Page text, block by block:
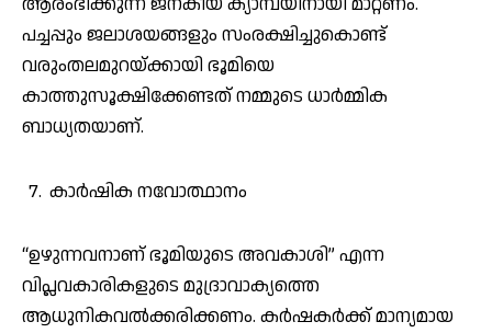
പച്ചപ്പും ജലാശയങ്ങളും സംരക്ഷിച്ചുകൊണ്ട്
വരുംതലമുറയ്ക്കായി ഭൂമിയെ
കാത്തുസൂക്ഷിക്കേണ്ടത് നമ്മുടെ ധാർമ്മിക
ബാധ്യതയാണ്.
കാർഷിക നവോത്ഥാനം
“ഉഴുന്നവനാണ് ഭൂമിയുടെ അവകാശി” എന്ന
വിപ്ലവകാരികളുടെ മുദ്രാവാക്യത്തെ
ആധുനികവൽക്കരിക്കണം. കർഷകർക്ക് മാന്യമായ